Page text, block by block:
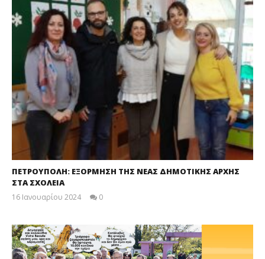
ΠΕΤΡΟΥΠΟΛΗ: ΕΞΟΡΜΗΣΗ ΤΗΣ ΝΕΑΣ ΔΗΜΟΤΙΚΗΣ ΑΡΧΗΣ
ΣΤΑ ΣΧΟΛΕΙΑ
16 Ιανουαρίου 2024
0